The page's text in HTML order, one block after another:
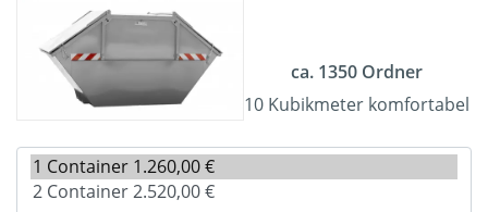
ca. 1350 Ordner
10 Kubikmeter komfortabel